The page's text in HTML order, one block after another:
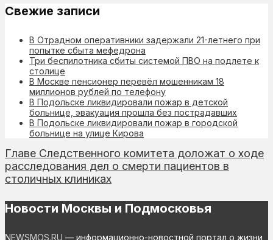
Свежие записи
В Отрадном оперативники задержали 21-летнего при
попытке сбыта мефедрона
Три беспилотника сбиты системой ПВО на подлете к
столице
В Москве пенсионер перевёл мошенникам 18
миллионов рублей по телефону
В Подольске ликвидировали пожар в детской
больнице, эвакуация прошла без пострадавших
В Подольске ликвидировали пожар в городской
больнице на улице Кирова
Главе Следственного комитета доложат о ходе
расследования дел о смерти пациентов в
столичных клиниках
Новости Москвы и Подмосковья
NEWSMOS.RU — информационно-новостной портал о жизни